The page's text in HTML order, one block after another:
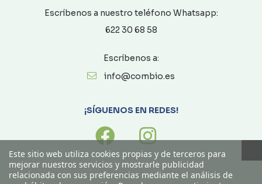
Escríbenos a nuestro teléfono Whatsapp:
622 30 68 58
Escríbenos a:
info@combio.es
¡SÍGUENOS EN REDES!
Este sitio web utiliza cookies propias y de terceros para
mejorar nuestros servicios y mostrarle publicidad
relacionada con sus preferencias mediante el análisis de